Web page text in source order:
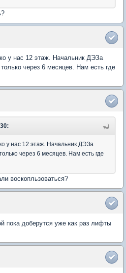
у нас 12 этаж. Начальник ДЭЗа
через 6 месяцев. Нам есть где
у нас 12 этаж. Начальник ДЭЗа
через 6 месяцев. Нам есть где
воскопльзоваться?
пока доберутся уже как раз лифты